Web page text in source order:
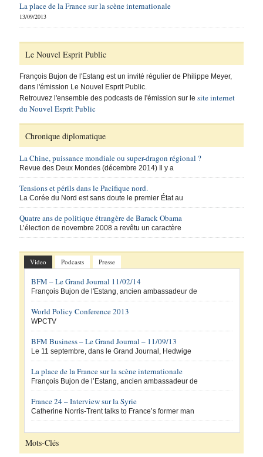
La place de la France sur la scène internationale
13/09/2013
Le Nouvel Esprit Public
François Bujon de l'Estang est un invité régulier de Philippe Meyer,
dans l'émission Le Nouvel Esprit Public.
Retrouvez l'ensemble des podcasts de l'émission sur lesite internet
du Nouvel Esprit Public
Chronique diplomatique
La Chine, puissance mondiale ou super-dragon régional ?
Revue des Deux Mondes (décembre 2014) Il y a
Tensions et périls dans le Pacifique nord.
La Corée du Nord est sans doute le premier État au
Quatre ans de politique étrangère de Barack Obama
L’élection de novembre 2008 a revêtu un caractère
Video Podcasts Presse
BFM – Le Grand Journal 11/02/14
François Bujon de l'Estang, ancien ambassadeur de
World Policy Conference 2013
WPCTV
BFM Business – Le Grand Journal – 11/09/13
Le 11 septembre, dans le Grand Journal, Hedwige
La place de la France sur la scène internationale
François Bujon de l’Estang, ancien ambassadeur de
France 24 – Interview sur la Syrie
Catherine Norris-Trent talks to France’s former man
Mots-Clés